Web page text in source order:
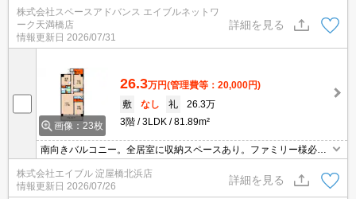
790-2228☆彡
株式会社スペースアドバンス エイブルネットワ
ーク天満橋店
情報更新日 2026/07/31
詳細を見る
画像：23枚
26.3万円(管理費等：20,000円)
敷
なし 礼
26.3万
3階
3LDK 81.89m²
南向きバルコニー。全居室に収納スペースあり。ファミリー様必
洗浄代15,400円。
株式会社エイブル 淀屋橋北浜店
情報更新日 2026/07/26
詳細を見る